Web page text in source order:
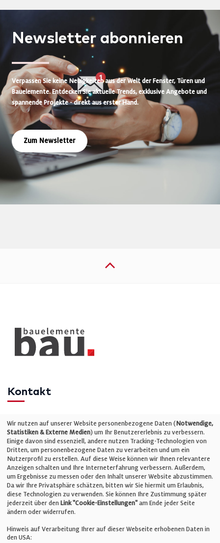
Newsletter abonnieren
Verpassen Sie keine Neuigkeiten aus der Welt der Fenster, Türen und
Bauelemente. Entdecken Sie aktuelle Trends, exklusive Angebote und
spannende Projekte - direkt aus erster Hand.
Zum Newsletter
Kontakt
Telefon: +49 (0)711 2585563-0
E-Mail:info@bauelemente-bau.eu
Unternehmen
Impressum
Wir nutzen auf unserer Website personenbezogene Daten (Notwendige,
Statistiken & Externe Medien) um Ihr Benutzererlebnis zu verbessern.
Einige davon sind essenziell, andere nutzen Tracking-Technologien von
Dritten, um personenbezogene Daten zu verarbeiten und um ein
Nutzerprofil zu erstellen. Auf diese Weise können wir Ihnen relevantere
Anzeigen schalten und Ihre Interneterfahrung verbessern. Außerdem,
um Ergebnisse zu messen oder den Inhalt unserer Website abzustimmen.
Da wir Ihre Privatsphäre schätzen, bitten wir Sie hiermit um Erlaubnis,
diese Technologien zu verwenden. Sie können Ihre Zustimmung später
jederzeit über den Link "Cookie-Einstellungen" am Ende jeder Seite
ändern oder widerrufen.
Hinweis auf Verarbeitung Ihrer auf dieser Webseite erhobenen Daten in
den USA: